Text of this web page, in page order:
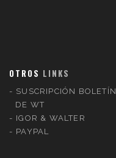
OTROS LINKS
SUSCRIPCIÓN BOLETÍN
DE WT
IGOR & WALTER
PAYPAL